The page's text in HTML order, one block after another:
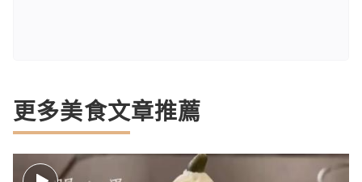
更多美食文章推薦